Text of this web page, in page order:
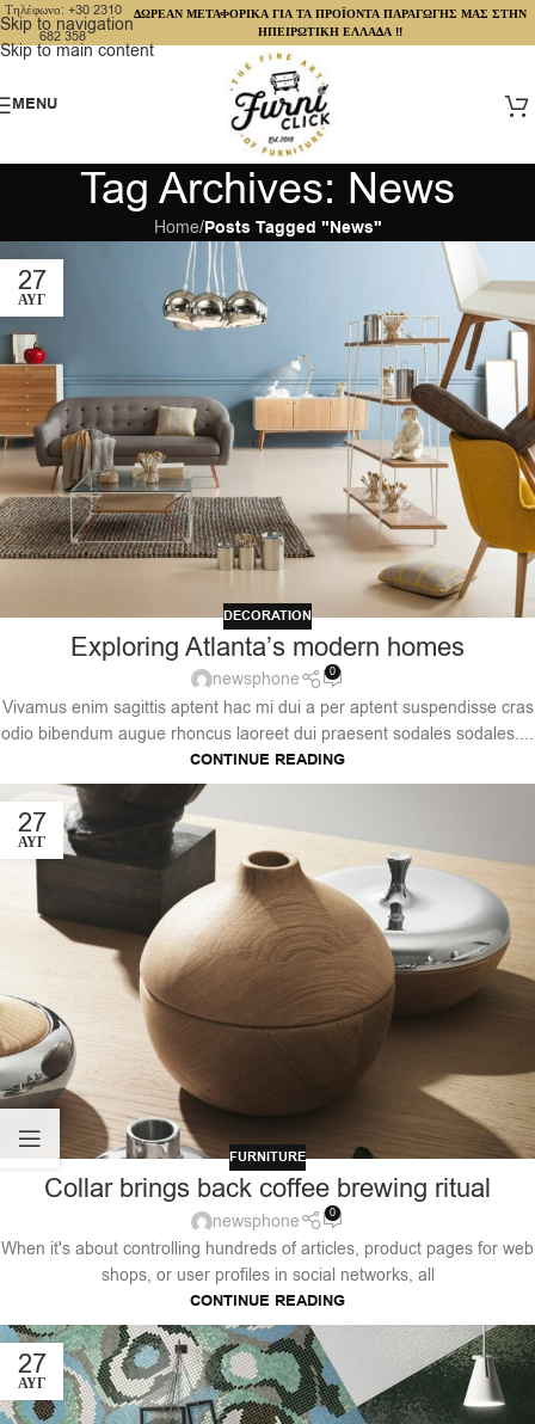
Skip to navigation
Skip to main content
Τηλέφωνο: +30 2310
682 358
ΔΩΡΕΑΝ ΜΕΤΑΦΟΡΙΚΑ ΓΙΑ ΤΑ ΠΡΟΪΟΝΤΑ ΠΑΡΑΓΩΓΗΣ ΜΑΣ ΣΤΗΝ
ΗΠΕΙΡΩΤΙΚΗ ΕΛΛΑΔΑ !!
MENU
Tag Archives: News
Home/Posts Tagged "News"
27
ΑΥΓ
DECORATION
Exploring Atlanta’s modern homes
newsphone 0
Vivamus enim sagittis aptent hac mi dui a per aptent suspendisse cras
odio bibendum augue rhoncus laoreet dui praesent sodales sodales....
CONTINUE READING
27
ΑΥΓ
FURNITURE
Collar brings back coffee brewing ritual
newsphone 0
When it's about controlling hundreds of articles, product pages for web
shops, or user profiles in social networks, all
CONTINUE READING
27
ΑΥΓ